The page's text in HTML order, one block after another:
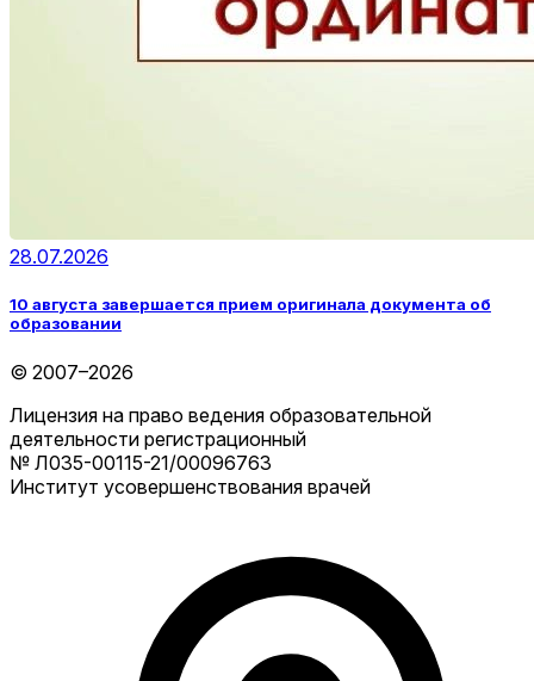
28.07.2026
10 августа завершается прием оригинала документа об
образовании
© 2007–2026
Лицензия на право ведения образовательной
деятельности регистрационный
№ Л035-00115-21/00096763
Институт усовершенствования врачей